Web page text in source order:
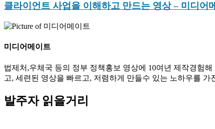
클라이언트 사업을 이해하고 만드는 영상 – 미디어
미디어메이트
법제처,우체국 등의 정부 정책홍보 영상에 10여년 제작경험
고, 세련된 영상을 빠르고, 저렴하게 만들수 있는 노하우를 가
발주자 읽을거리